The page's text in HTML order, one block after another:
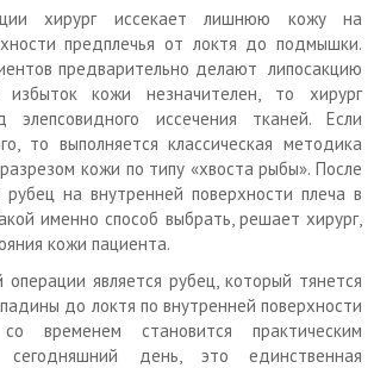
хирург иссекает лишнюю кожу на
предплечья от локтя до подмышки.
предварительно делают липосакцию
кожи незначителен, то хирург
элепсовидного иссечения тканей. Если
то выполняется классическая методика
кожи по типу «хвоста рыбы». После
рубец на внутренней поверхности плеча в
именно способ выбрать, решает хирург,
кожи пациента.
является рубец, который тянется
до локтя по внутренней поверхности
временем становится практическим
день, это единственная